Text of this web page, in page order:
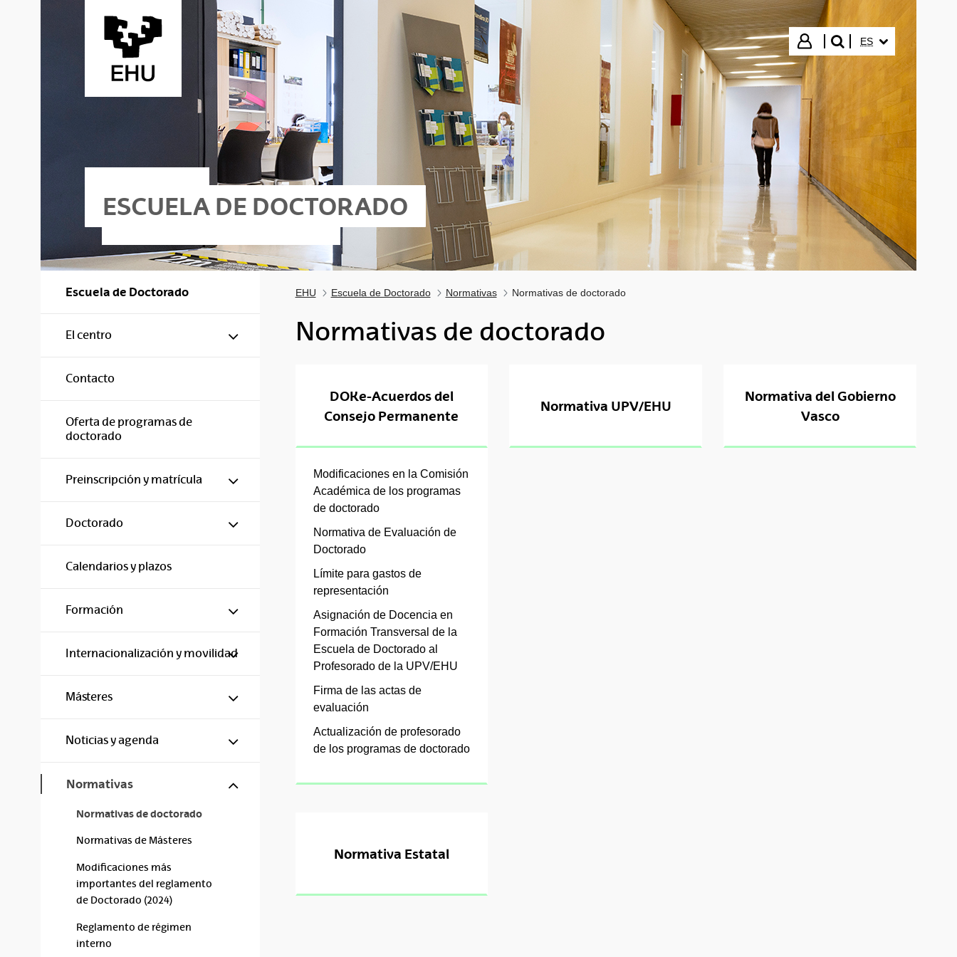
Iniciar sesión
buscar"
ES
ESCUELA DE DOCTORADO
Escuela de Doctorado
El centro Mostrar/ocultar subpáginas
Contacto
Oferta de programas de
doctorado
Preinscripción y matrícula Mostrar/ocultar subpáginas
Doctorado Mostrar/ocultar subpáginas
Calendarios y plazos
Formación Mostrar/ocultar subpáginas
Internacionalización y movilidadMostrar/ocultar subpáginas
Másteres Mostrar/ocultar subpáginas
Noticias y agenda Mostrar/ocultar subpáginas
Normativas Mostrar/ocultar subpáginas
Normativas de doctorado
Normativas de Másteres
Modificaciones más
importantes del reglamento
de Doctorado (2024)
Reglamento de régimen
interno
EHU Escuela de Doctorado Normativas Normativas de doctorado
Normativas de doctorado
DOKe-Acuerdos del
Consejo Permanente
Modificaciones en la Comisión
Académica de los programas
de doctorado
Normativa de Evaluación de
Doctorado
Límite para gastos de
representación
Asignación de Docencia en
Formación Transversal de la
Escuela de Doctorado al
Profesorado de la UPV/EHU
Firma de las actas de
evaluación
Actualización de profesorado
de los programas de doctorado
Normativa UPV/EHU
Normativa del Gobierno
Vasco
Normativa Estatal